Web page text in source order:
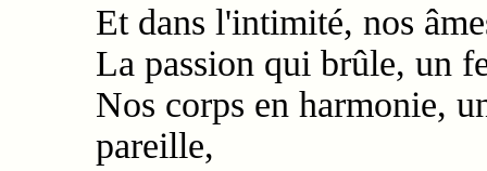
Et dans l'intimité, nos
La passion qui brûle, un
Nos corps en harmonie,
pareille,